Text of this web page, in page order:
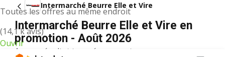
Toutes les offres au même endroit
(14,1 k avis)
Ouvrir
Intermarché Beurre Elle et Vire
Intermarché Beurre Elle et Vire en
promotion - Août 2026
Aucun résultat trouvé pour ce terme.